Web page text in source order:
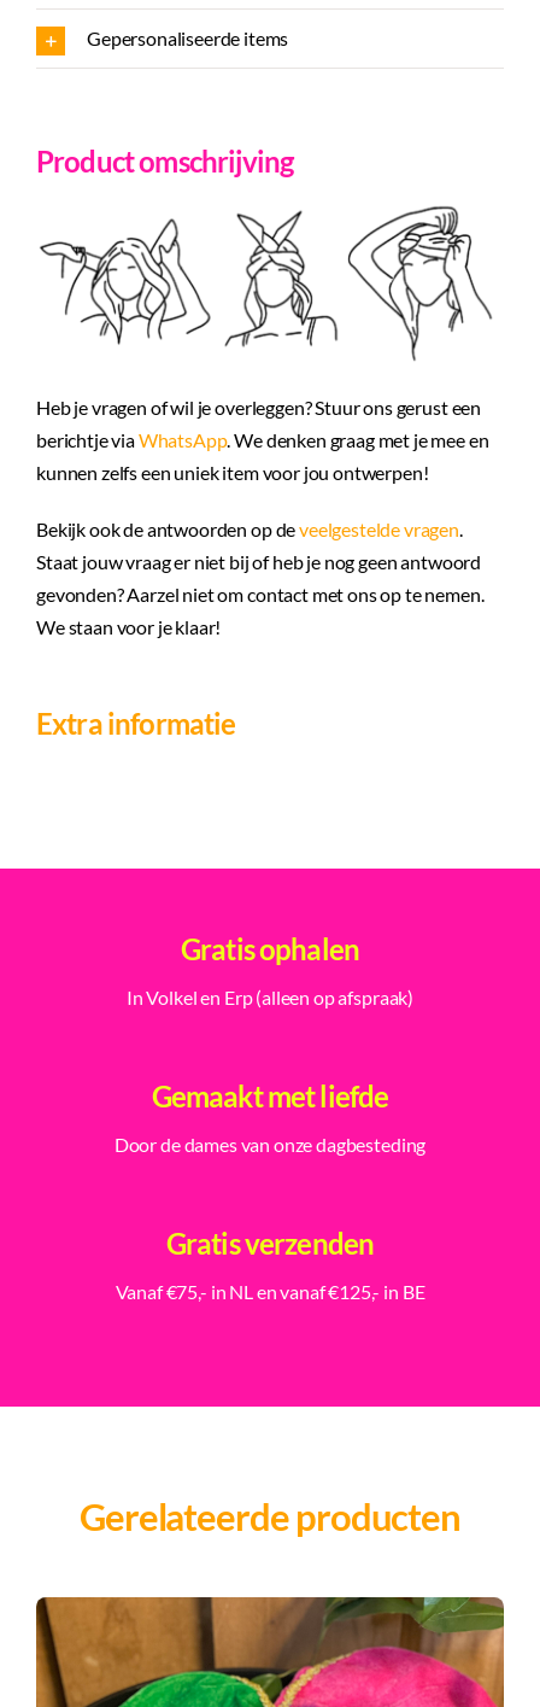
Product omschrijving
Heb je vragen of wil je overleggen? Stuur ons gerust een
berichtje viaWhatsApp. We denken graag met je mee en
kunnen zelfs een uniek item voor jou ontwerpen!
Bekijk ook de antwoorden op deveelgestelde vragen
Staat jouw vraag er niet bij of heb je nog geen antwoord
gevonden? Aarzel niet om contact met ons op te nemen.
We staan voor je klaar!
Extra informatie
Gepersonaliseerde items
Gratis ophalen
In Volkel en Erp (alleen op afspraak)
Gemaakt met liefde
Door de dames van onze dagbesteding
Gratis verzenden
Vanaf €75,- in NL en vanaf €125,- in BE
Gerelateerde producten